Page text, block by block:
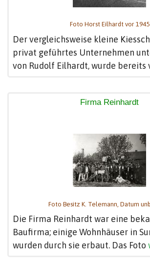
Foto Horst Eilhardt vor 1945
Der vergleichsweise kleine
privat geführtes Unternehmen
von Rudolf Eilhardt, wurde bereits
Firma Reinhardt
Foto Besitz K. Telemann, Datum
Die Firma Reinhardt war eine
Baufirma; einige Wohnhäuser in
wurden durch sie erbaut. Das Foto